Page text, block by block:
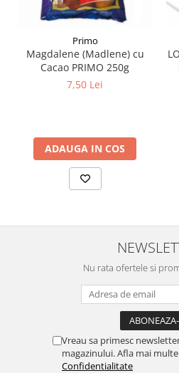
Primo
Magdalene (Madlene) cu
Cacao PRIMO 250g
7,50 Lei
ADAUGA IN COS
Nu rata ofertele si
Vreau sa primesc
magazinului. Afla mai
Confidentialitate